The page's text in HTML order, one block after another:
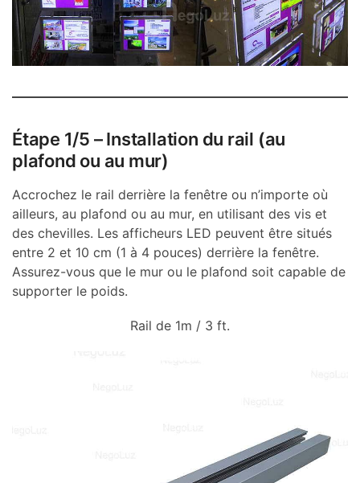
Étape 1/5 –Installation du rail (au
plafond ou au mur)
Accrochez le rail derrière la fenêtre ou n’importe où
ailleurs, au plafond ou au mur, en utilisant des vis et
des chevilles. Les afficheurs LED peuvent être situés
entre 2 et 10 cm (1 à 4 pouces) derrière la fenêtre.
Assurez-vous que le mur ou le plafond soit capable de
supporter le poids.
Rail de 1m / 3 ft.